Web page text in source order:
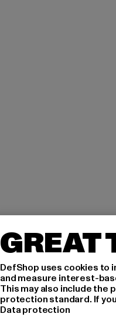
GREAT
DefShop uses cookies to
and measure interest-
This may also include the
protection standard. If
Data protection